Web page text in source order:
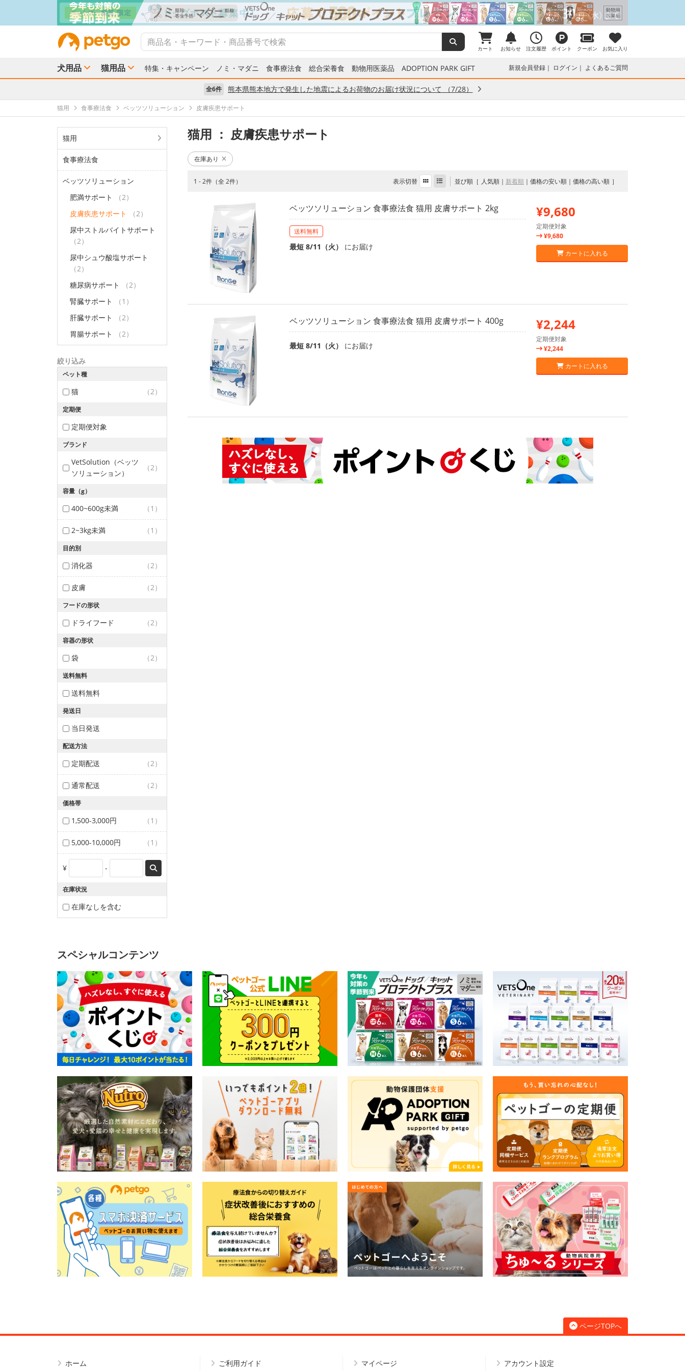
カート お知らせ 注文履歴 ポイント クーポン お気に入り
犬用品 猫用品 特集・キャンペーン ノミ・マダニ 食事療法食 総合栄養食 動物用医薬品 ADOPTION PARK GIFT 新規会員登録 ログイン よくあるご質問
全6件 熊本県熊本地方で発生した地震によるお荷物のお届け状況について （7/28）
猫用 食事療法食 ベッツソリューション 皮膚疾患サポート
猫用
食事療法食
ベッツソリューション
肥満サポート
（2）
皮膚疾患サポート
（2）
尿中ストルバイトサポート
（2）
尿中シュウ酸塩サポート
（2）
糖尿病サポート
（2）
腎臓サポート
（1）
肝臓サポート
（2）
胃腸サポート
（2）
絞り込み
ペット種
猫 （2）
定期便
定期便対象
ブランド
VetSolution（ベッツ
ソリューション）
（2）
容量（g）
400~600g未満 （1）
2~3kg未満 （1）
目的別
消化器 （2）
皮膚 （2）
フードの形状
ドライフード （2）
容器の形状
袋 （2）
送料無料
送料無料
発送日
当日発送
配送方法
定期配送 （2）
通常配送 （2）
価格帯
1,500-3,000円 （1）
5,000-10,000円 （1）
¥ -
在庫状況
在庫なしを含む
猫用 ： 皮膚疾患サポート
在庫あり
1 - 2件（全 2件） 表示切替 並び順 人気順 新着順 価格の安い順 価格の高い順
ベッツソリューション 食事療法食 猫用 皮膚サポート 2kg
送料無料
最短 8/11（火） にお届け
¥9,680
定期便対象
¥9,680
カートに入れる
ベッツソリューション 食事療法食 猫用 皮膚サポート 400g
最短 8/11（火） にお届け
¥2,244
定期便対象
¥2,244
カートに入れる
スペシャルコンテンツ
ページTOPへ
ホーム ご利用ガイド マイページ アカウント設定